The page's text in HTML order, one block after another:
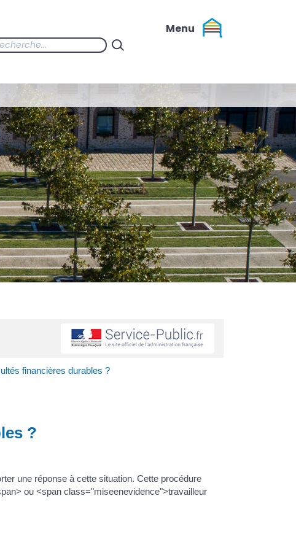
financières durables ?
?
une réponse à cette situation. Cette procédure
ou <span class="miseenevidence">travailleur